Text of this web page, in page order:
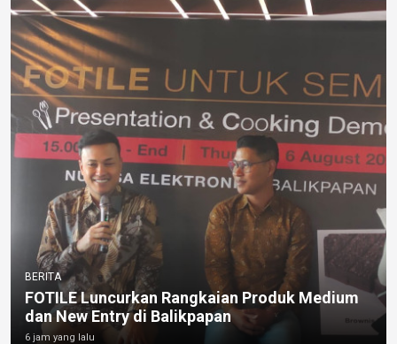
BERITA
FOTILE Luncurkan Rangkaian Produk Medium
dan New Entry di Balikpapan
6 jam yang lalu